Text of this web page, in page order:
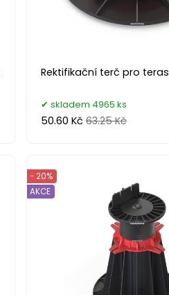
Rektifikační terč pro
skladem 4965 ks
50.60 Kč 63.25 Kč
- 20%
AKCE